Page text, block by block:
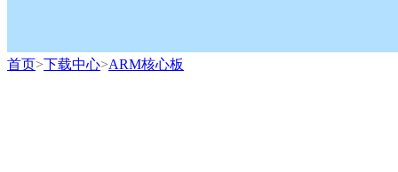
首页>下载中心>ARM核心板